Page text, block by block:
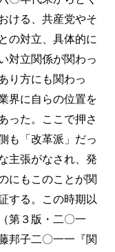
ける、共産党やそ
の対立、具体的に
対立関係が関わっ
り方にも関わっ
界に自らの位置を
った。ここで押さ
も「改革派」だっ
主張がなされ、発
にもこのことが関
する。この時期以
第３版・二〇一
邦子二〇一一『関